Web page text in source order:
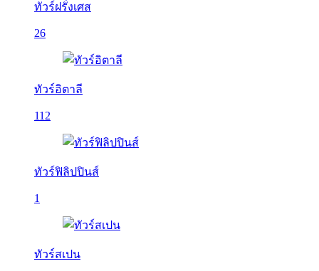
ทัวร์ฝรั่งเศส
26
ทัวร์อิตาลี
112
ทัวร์ฟิลิปปินส์
1
ทัวร์สเปน